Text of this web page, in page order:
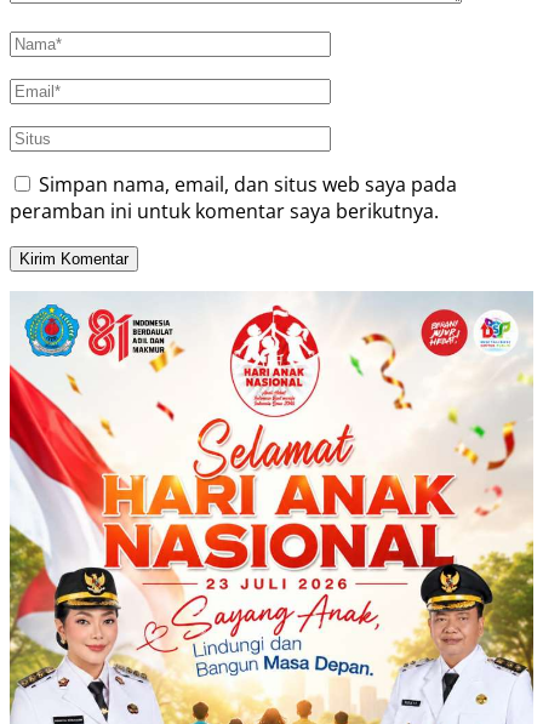
Simpan nama, email, dan situs web saya pada
peramban ini untuk komentar saya berikutnya.